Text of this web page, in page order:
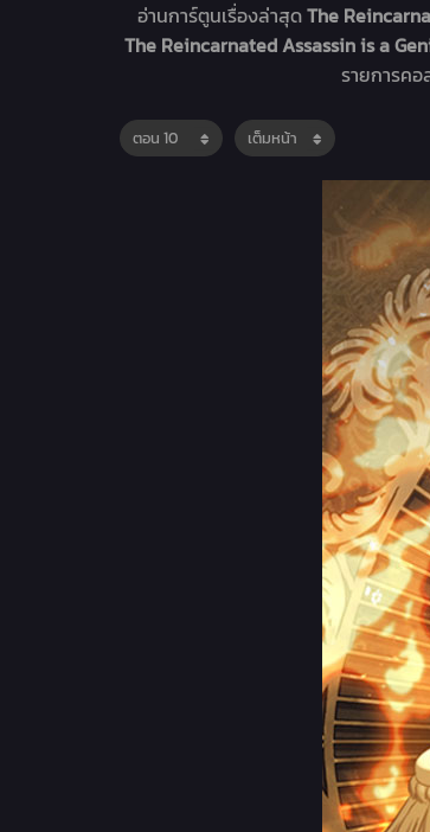
อ่านการ์ตูนเรื่องล่าสุดThe
The Reincarnated Assassin is a
รายการคอ